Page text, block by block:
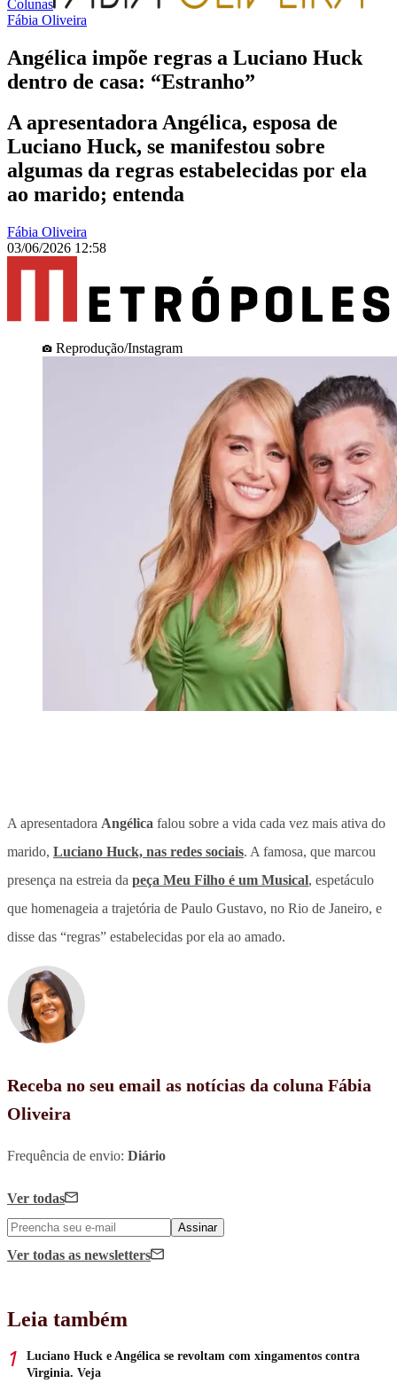
Colunas
Fábia Oliveira
Angélica impõe regras a Luciano Huck
dentro de casa: “Estranho”
A apresentadora Angélica, esposa de
Luciano Huck, se manifestou sobre
algumas da regras estabelecidas por ela
ao marido; entenda
Fábia Oliveira
03/06/2026 12:58
Reprodução/Instagram
A apresentadora Angélica falou sobre a vida cada vez mais ativa do
marido, Luciano Huck, nas redes sociais. A famosa, que marcou
presença na estreia da peça Meu Filho é um Musical, espetáculo
que homenageia a trajetória de Paulo Gustavo, no Rio de Janeiro, e
disse das “regras” estabelecidas por ela ao amado.
Receba no seu email as notícias da coluna Fábia
Oliveira
Frequência de envio: Diário
Ver todas
Assinar
Ver todas as newsletters
Leia também
Luciano Huck e Angélica se revoltam com xingamentos contra
Virginia. Veja